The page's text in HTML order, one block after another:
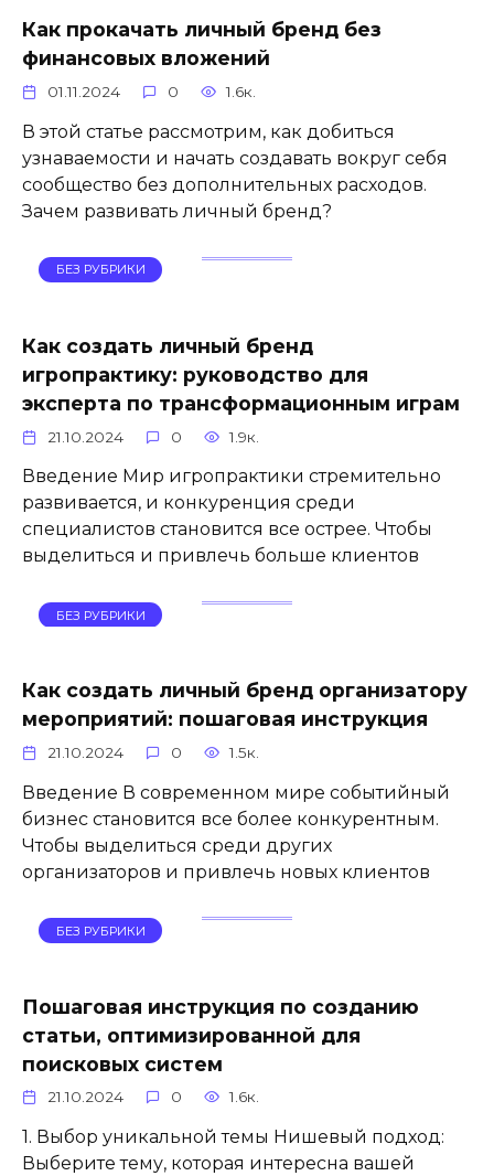
Как прокачать личный бренд без
финансовых вложений
01.11.2024 0 1.6к.
В этой статье рассмотрим, как добиться
узнаваемости и начать создавать вокруг себя
сообщество без дополнительных расходов.
Зачем развивать личный бренд?
БЕЗ РУБРИКИ
Как создать личный бренд
игропрактику: руководство для
эксперта по трансформационным играм
21.10.2024 0 1.9к.
Введение Мир игропрактики стремительно
развивается, и конкуренция среди
специалистов становится все острее. Чтобы
выделиться и привлечь больше клиентов
БЕЗ РУБРИКИ
Как создать личный бренд организатору
мероприятий: пошаговая инструкция
21.10.2024 0 1.5к.
Введение В современном мире событийный
бизнес становится все более конкурентным.
Чтобы выделиться среди других
организаторов и привлечь новых клиентов
БЕЗ РУБРИКИ
Пошаговая инструкция по созданию
статьи, оптимизированной для
поисковых систем
21.10.2024 0 1.6к.
1. Выбор уникальной темы Нишевый подход:
Выберите тему, которая интересна вашей